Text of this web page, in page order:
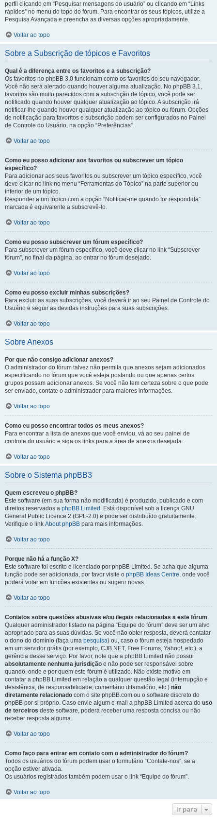
perfil clicando em “Pesquisar mensagens do usuário” ou clicando em “Links
rápidos” no menu do topo do fórum. Para encontrar os seus tópicos, utilize a
Pesquisa Avançada e preencha as diversas opções apropriadamente.
Voltar ao topo
Sobre a Subscrição de tópicos e Favoritos
Qual é a diferença entre os favoritos e a subscrição?
Os favoritos no phpBB 3.0 funcionam como os favoritos do seu navegador.
Você não será alertado quando houver alguma atualização. No phpBB 3.1,
favoritos são muito parecidos com a subscrição de tópico, você pode ser
notificado quando houver qualquer atualização ao tópico. A subscrição irá
notificar-lhe quando houver qualquer atualização ao tópico ou fórum. Opções
de notificação para favoritos e subscrição podem ser configurados no Painel
de Controle do Usuário, na opção “Preferências”.
Voltar ao topo
Como eu posso adicionar aos favoritos ou subscrever um tópico
específico?
Para adicionar aos seus favoritos ou subscrever um tópico específico, você
deve clicar no link no menu “Ferramentas do Tópico” na parte superior ou
inferior de um tópico.
Responder a um tópico com a opção “Notificar-me quando for respondida”
marcada é equivalente a subscrevê-lo.
Voltar ao topo
Como eu posso subscrever um fórum específico?
Para subscrever um fórum específico, você deve clicar no link “Subscrever
fórum”, no final da página, ao entrar no fórum desejado.
Voltar ao topo
Como eu posso excluir minhas subscrições?
Para excluir as suas subscrições, você deverá ir ao seu Painel de Controle do
Usuário e seguir as devidas instruções para suas subscrições.
Voltar ao topo
Sobre Anexos
Por que não consigo adicionar anexos?
O administrador do fórum talvez não permita que anexos sejam adicionados
especificando no fórum que você esteja postando ou que apenas certos
grupos possam adicionar anexos. Se você não tem certeza sobre o que pode
ser enviado, contate o administrador para maiores informações.
Voltar ao topo
Como eu posso encontrar todos os meus anexos?
Para encontrar a lista de anexos que você enviou, vá ao seu painel de
controle do usuário e siga os links para a área de anexos desejada.
Voltar ao topo
Sobre o Sistema phpBB3
Quem escreveu o phpBB?
Este software (em sua forma não modificada) é produzido, publicado e com
direitos reservados a phpBB Limited . Está disponível sob a licença GNU
General Public Licence 2 (GPL-2.0) e pode ser distribuído gratuitamente.
Verifique o link About phpBB para mais informações.
Voltar ao topo
Porque não há a função X?
Este software foi escrito e licenciado por phpBB Limited. Se acha que alguma
função pode ser adicionada, por favor visite o phpBB Ideas Centre, onde você
poderá votar em funcões existentes ou sugerir novas.
Voltar ao topo
Contatos sobre questões abusivas e/ou ilegais relacionadas a este fórum
Qualquer administrador listado na página “Equipe do fórum” deve ser um alvo
apropriado para as suas dúvidas. Se você não obter resposta, deverá contatar
o dono do domínio (faça uma pesquisa) ou, caso o fórum esteja hospedado
em um servidor grátis (por exemplo, CJB.NET, Free Forums, Yahoo!, etc.), a
gerência desse serviço. Por favor, note que a phpBB Limited não possui
absolutamente nenhuma jurisdição e não pode ser responsável sobre
quando, onde e por quem este fórum é utilizado. Não existe motivo em
contatar a phpBB Limited em relação a qualquer questão legal (interrupção e
desistência, de responsabilidade, comentário difamatório, etc.) não
diretamente relacionado com o site phpBB.com ou o software discreto do
phpBB por si próprio. Caso envie algum e-mail a phpBB Limited acerca do uso
de terceiros deste software, poderá receber uma resposta concisa ou não
receber resposta alguma.
Voltar ao topo
Como faço para entrar em contato com o administrador do fórum?
Todos os usuários do fórum podem usar o formulário “Contate-nos”, se a
opção estiver ativada.
Os usuários registrados também podem usar o link “Equipe do fórum”.
Voltar ao topo
Ir para